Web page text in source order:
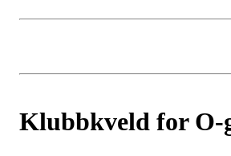
Klubbkveld for O-